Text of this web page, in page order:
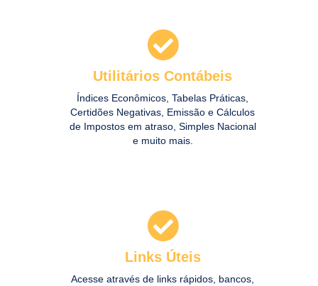
Utilitários Contábeis
Índices Econômicos, Tabelas Práticas,
Certidões Negativas, Emissão e Cálculos
de Impostos em atraso, Simples Nacional
e muito mais.
Links Úteis
Acesse através de links rápidos, bancos,